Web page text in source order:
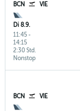
BCN VIE
Di 8.9.
11:45 -
14:15
Nonstop
2:30 Std.
BCN VIE